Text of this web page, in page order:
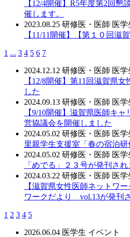
【12/4開催】R5年度第2回懇
催します。
2023.08.25 研修医・医師 医学
【11/11開催】【第１０回滋
1 ... 3 4 5 6 7
2024.12.12 研修医・医師 医学
【12/8開催】第11回滋賀県
した
2024.09.13 研修医・医師 医学
【9/10開催】滋賀県医師キ
営協議会を開催しました
2024.05.02 研修医・医師 医学
里親学生支援室「春の宿泊
2024.05.02 研修医・医師 医学
「めでる」２３号が発刊され
2024.03.22 研修医・医師 医学
【滋賀県女性医師ネットワ
ワークだより vol.13が発刊
1 2 3 4 5
2026.06.04 医学生 イベント